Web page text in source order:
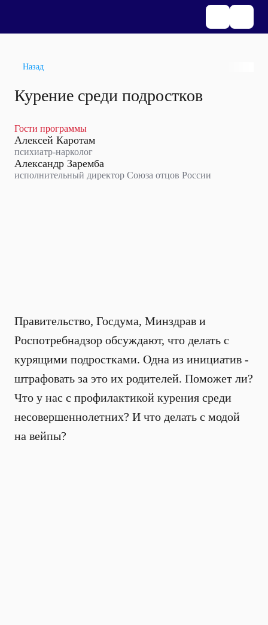
Назад
Курение среди подростков
Гости программы
Алексей Каротам
психиатр-нарколог
Александр Заремба
исполнительный директор Союза отцов России
Правительство, Госдума, Минздрав и
Роспотребнадзор обсуждают, что делать с
курящими подростками. Одна из инициатив -
штрафовать за это их родителей. Поможет ли?
Что у нас с профилактикой курения среди
несовершеннолетних? И что делать с модой
на вейпы?